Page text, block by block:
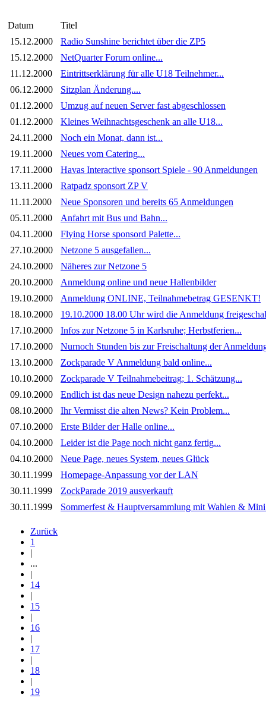
Datum
Titel
15.12.2000
Radio Sunshine berichtet über die ZP5
15.12.2000
NetQuarter Forum online...
11.12.2000
Eintrittserklärung für alle U18 Teilnehmer...
06.12.2000
Sitzplan Änderung....
01.12.2000
Umzug auf neuen Server fast abgeschlossen
01.12.2000
Kleines Weihnachtsgeschenk an alle U18...
24.11.2000
Noch ein Monat, dann ist...
19.11.2000
Neues vom Catering...
17.11.2000
Havas Interactive sponsort Spiele - 90 Anmeldungen
13.11.2000
Ratpadz sponsort ZP V
11.11.2000
Neue Sponsoren und bereits 65 Anmeldungen
05.11.2000
Anfahrt mit Bus und Bahn...
04.11.2000
Flying Horse sponsord Palette...
27.10.2000
Netzone 5 ausgefallen...
24.10.2000
Näheres zur Netzone 5
20.10.2000
Anmeldung online und neue Hallenbilder
19.10.2000
Anmeldung ONLINE, Teilnahmebetrag GESENKT!
18.10.2000
19.10.2000 18.00 Uhr wird die Anmeldung
17.10.2000
Infos zur Netzone 5 in Karlsruhe; Herbstferien...
17.10.2000
Nurnoch Stunden bis zur Freischaltung der
13.10.2000
Zockparade V Anmeldung bald online...
10.10.2000
Zockparade V Teilnahmebeitrag; 1. Schätzung...
09.10.2000
Endlich ist das neue Design nahezu perfekt...
08.10.2000
Ihr Vermisst die alten News? Kein Problem...
07.10.2000
Erste Bilder der Halle online...
04.10.2000
Leider ist die Page noch nicht ganz fertig...
04.10.2000
Neue Page, neues System, neues Glück
30.11.1999
Homepage-Anpassung vor der LAN
30.11.1999
ZockParade 2019 ausverkauft
30.11.1999
Sommerfest & Hauptversammlung mit Wahlen &
Zurück
1
|
...
|
14
|
15
|
16
|
17
|
18
|
19